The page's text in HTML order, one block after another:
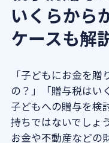
クレ
セミ
よく
いくらから
ケースも解
「子どもにお金を
の？」「贈与税はい
子どもへの贈与を検
持ちではないでしょ
お金や不動産などの